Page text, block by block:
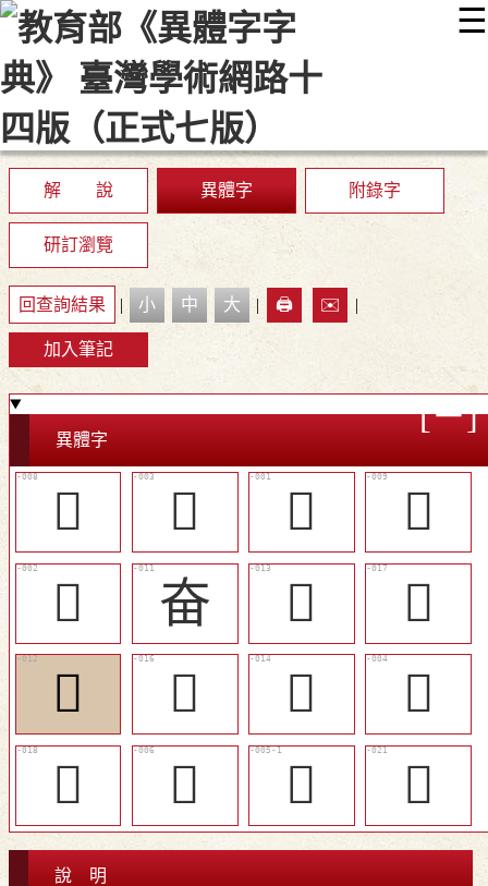
☰
::: 最新消息 常見問題 編輯說明
顯示模式
網站導覽
解 說 異體字 附錄字
研訂瀏覽
回查詢結果 | 小 中 大 | 🖨️ ✉️ |
加入筆記
異體字
󱐆 󱐂 󱐀
󱐇
󱐁
奋 󱐉
󱐌
󱐈
󱐋 󱐊
󱐃
󱐍
󱐅 󱐄 󱐎
說 明